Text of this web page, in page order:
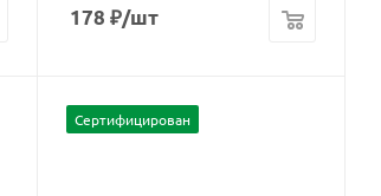
178 ₽/шт
Сертифицирован